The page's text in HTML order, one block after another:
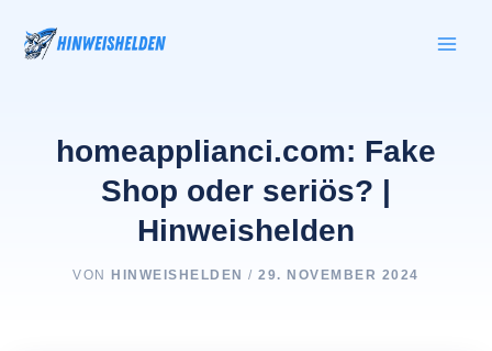
Inhalt
springen
homeapplianci.com: Fake
Shop oder seriös? |
Hinweishelden
VON HINWEISHELDEN/29. NOVEMBER 2024